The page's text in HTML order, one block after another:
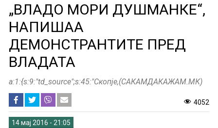
„ВЛАДО МОРИ ДУШМАНКЕ“,
НАПИШАА
ДЕМОНСТРАНТИТЕ ПРЕД
ВЛАДАТА
a:1:{s:9:"td_source";s:45:"Скопје,(САКАМДАКАЖАМ.МК)
4052
14 мај 2016 - 21:05